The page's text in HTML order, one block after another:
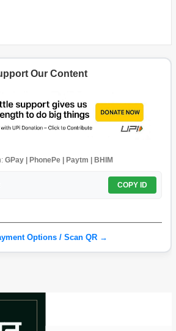
Our Content
GPay | PhonePe | Paytm | BHIM
COPY ID
Options / Scan QR →